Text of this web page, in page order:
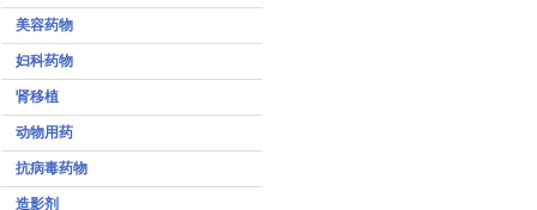
美容药物
妇科药物
肾移植
动物用药
抗病毒药物
造影剂